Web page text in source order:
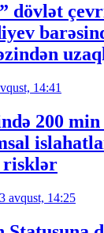
dövlət
14:41
200 min
risklər
avqust, 14:25